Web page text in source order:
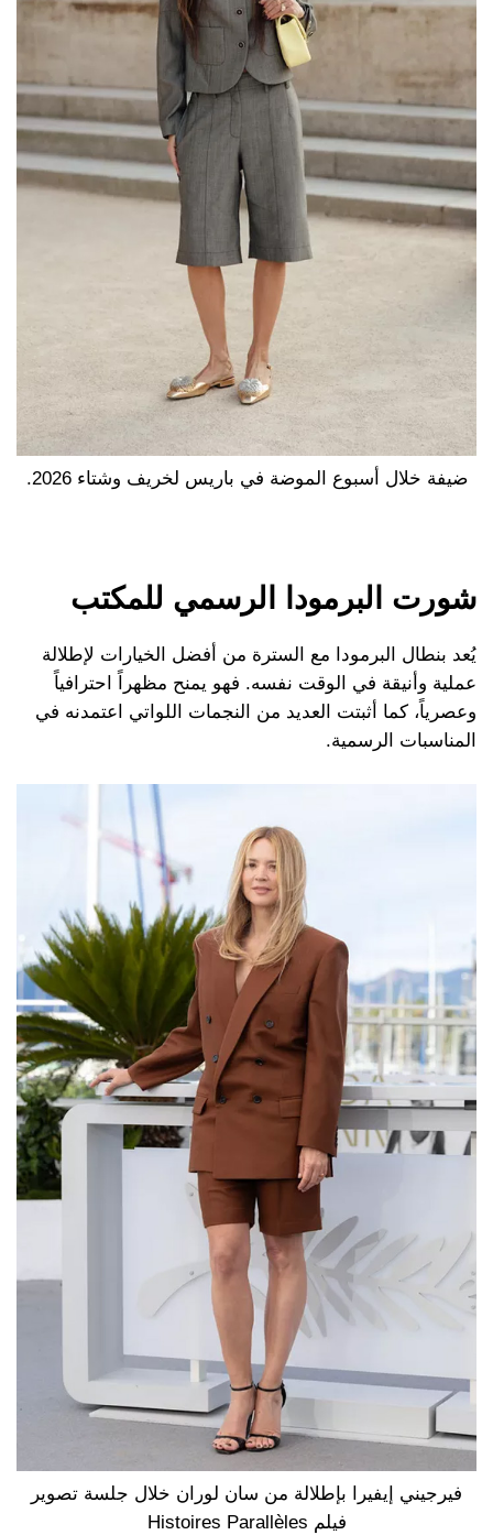
ضيفة خلال أسبوع الموضة في باريس لخريف وشتاء 2026.
شورت البرمودا الرسمي للمكتب
يُعد بنطال البرمودا مع السترة من أفضل الخيارات لإطلالة
عملية وأنيقة في الوقت نفسه. فهو يمنح مظهراً احترافياً
وعصرياً، كما أثبتت العديد من النجمات اللواتي اعتمدنه في
المناسبات الرسمية.
فيرجيني إيفيرا بإطلالة من سان لوران خلال جلسة تصوير
فيلم Histoires Parallèles